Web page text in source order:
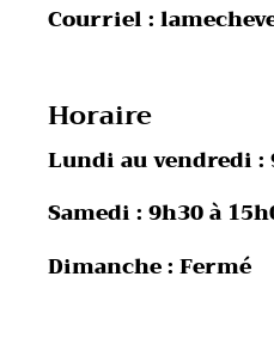
Courriel :
Horaire
Lundi au vendredi :
Samedi : 9h30 à
Dimanche : Fermé